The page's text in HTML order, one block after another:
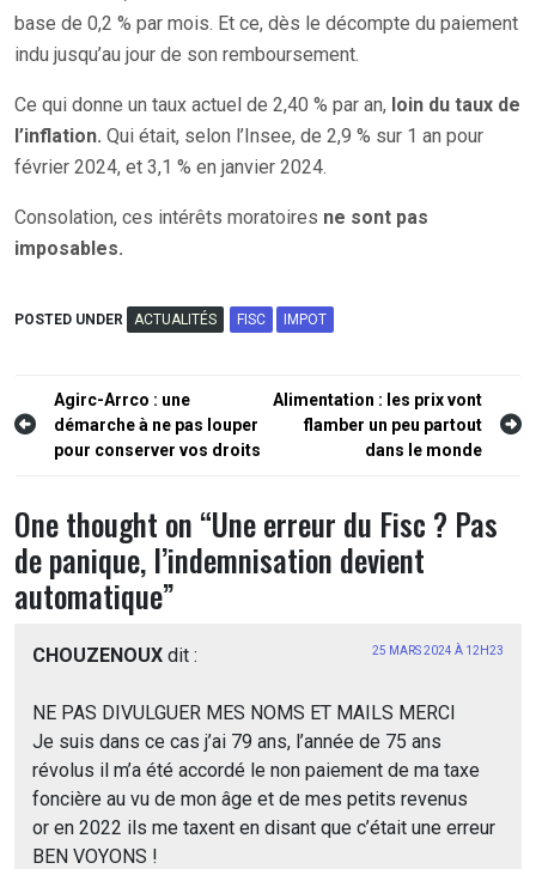
base de 0,2 % par mois. Et ce, dès le décompte du paiement
indu jusqu’au jour de son remboursement.
Ce qui donne un taux actuel de 2,40 % par an, loin du taux de
l’inflation. Qui était, selon l’Insee, de 2,9 % sur 1 an pour
février 2024, et 3,1 % en janvier 2024.
Consolation, ces intérêts moratoires ne sont pas
imposables.
POSTED UNDER ACTUALITÉS FISC IMPOT
Navigation
de
Agirc-Arrco : une
démarche à ne pas louper
pour conserver vos droits
Alimentation : les prix vont
flamber un peu partout
dans le monde
One thought on “Une erreur du Fisc ? Pas
de panique, l’indemnisation devient
automatique”
CHOUZENOUX dit : 25 MARS 2024 À 12H23
NE PAS DIVULGUER MES NOMS ET MAILS MERCI
Je suis dans ce cas j’ai 79 ans, l’année de 75 ans
révolus il m’a été accordé le non paiement de ma taxe
foncière au vu de mon âge et de mes petits revenus
or en 2022 ils me taxent en disant que c’était une erreur
BEN VOYONS !